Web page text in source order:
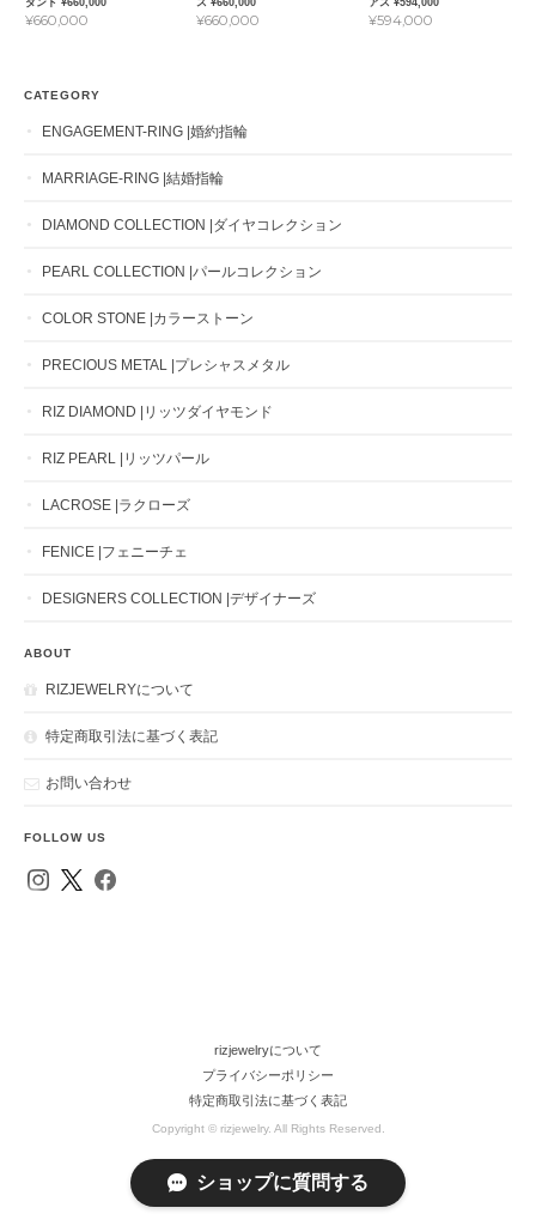
ダント ¥660,000
¥660,000
ス ¥660,000
¥660,000
アス ¥594,000
¥594,000
CATEGORY
ENGAGEMENT-RING |婚約指輪
MARRIAGE-RING |結婚指輪
DIAMOND COLLECTION |ダイヤコレクション
PEARL COLLECTION |パールコレクション
COLOR STONE |カラーストーン
PRECIOUS METAL |プレシャスメタル
RIZ DIAMOND |リッツダイヤモンド
RIZ PEARL |リッツパール
LACROSE |ラクローズ
FENICE |フェニーチェ
DESIGNERS COLLECTION |デザイナーズ
ABOUT
RIZJEWELRYについて
特定商取引法に基づく表記
お問い合わせ
FOLLOW US
rizjewelryについて
プライバシーポリシー
特定商取引法に基づく表記
Copyright © rizjewelry. All Rights Reserved.
ショップに質問する